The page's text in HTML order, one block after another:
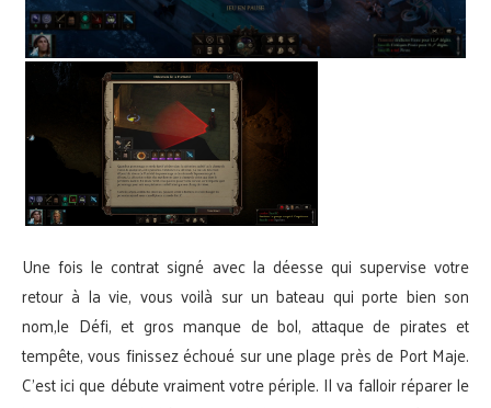
Une fois le contrat signé avec la déesse qui supervise votre
retour à la vie, vous voilà sur un bateau qui porte bien son
nom,le Défi, et gros manque de bol, attaque de pirates et
tempête, vous finissez échoué sur une plage près de Port Maje.
C’est ici que débute vraiment votre périple. Il va falloir réparer le